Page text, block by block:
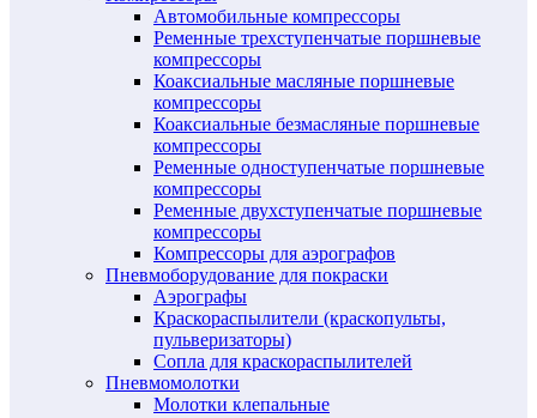
Автомобильные компрессоры
Ременные трехступенчатые поршневые
компрессоры
Коаксиальные масляные поршневые
компрессоры
Коаксиальные безмасляные поршневые
компрессоры
Ременные одноступенчатые поршневые
компрессоры
Ременные двухступенчатые поршневые
компрессоры
Компрессоры для аэрографов
Пневмоборудование для покраски
Аэрографы
Краскораспылители (краскопульты,
пульверизаторы)
Сопла для краскораспылителей
Пневмомолотки
Молотки клепальные